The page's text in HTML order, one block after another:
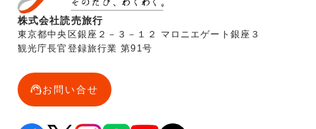
株式会社読売旅行
東京都中央区銀座２－３－１２ マロニエゲート銀座３
観光庁長官登録旅行業 第91号
お問い合せ